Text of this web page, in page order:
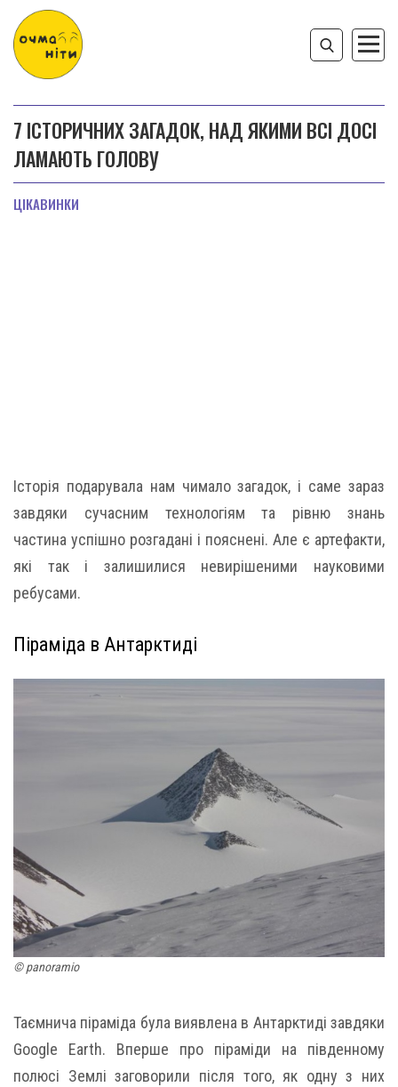
7 ІСТОРИЧНИХ ЗАГАДОК, НАД ЯКИМИ ВСІ ДОСІ
ЛАМАЮТЬ ГОЛОВУ
ЦІКАВИНКИ
Історія подарувала нам чимало загадок, і саме зараз
завдяки сучасним технологіям та рівню знань
частина успішно розгадані і пояснені. Але є артефакти,
які так і залишилися невирішеними науковими
ребусами.
Піраміда в Антарктиді
© panoramio
Таємнича піраміда була виявлена в Антарктиді завдяки
Google Earth. Вперше про піраміди на південному
полюсі Землі заговорили після того, як одну з них